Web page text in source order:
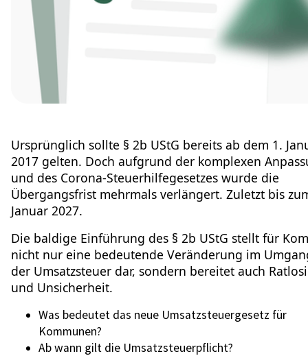
Ursprünglich sollte § 2b UStG bereits ab dem 1.
2017 gelten. Doch aufgrund der komplexen
und des Corona-Steuerhilfegesetzes wurde die
Übergangsfrist mehrmals verlängert. Zuletzt bis
Januar 2027.
Die baldige Einführung des § 2b UStG stellt für
nicht nur eine bedeutende Veränderung im
der Umsatzsteuer dar, sondern bereitet auch
und Unsicherheit.
Was bedeutet das neue Umsatzsteuergesetz für
Kommunen?
Ab wann gilt die Umsatzsteuerpflicht?